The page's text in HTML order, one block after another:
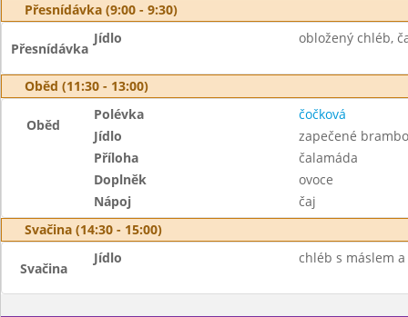
Přesnídávka (9:00 - 9:30)
Přesnídávka
Jídlo obložený chléb,
Oběd (11:30 - 13:00)
Oběd
Polévka
čočková
Jídlo
zapečené
Příloha
čalamáda
Doplněk
ovoce
Nápoj
čaj
Svačina (14:30 - 15:00)
Svačina
Jídlo chléb s máslem